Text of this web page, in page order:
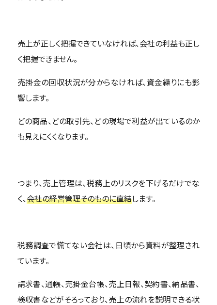
売上が正しく把握できていなければ、会社の利益も正し
く把握できません。
売掛金の回収状況が分からなければ、資金繰りにも影
響します。
どの商品、どの取引先、どの現場で利益が出ているのか
も見えにくくなります。
つまり、売上管理は、税務上のリスクを下げるだけでな
く、会社の経営管理そのものに直結します。
税務調査で慌てない会社は、日頃から資料が整理され
ています。
請求書、通帳、売掛金台帳、売上日報、契約書、納品書、
検収書などがそろっており、売上の流れを説明できる状